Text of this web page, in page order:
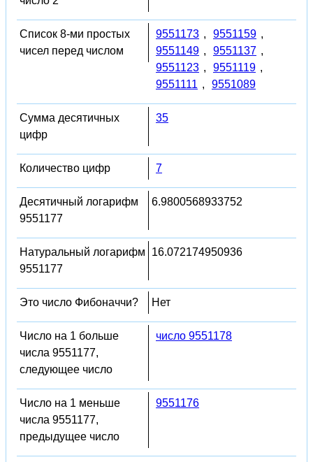
Список 8-ми простых
чисел перед числом
9551173 , 9551159 ,
9551149 , 9551137 ,
9551123 , 9551119 ,
9551111 , 9551089
Сумма десятичных
цифр
35
Количество цифр 7
Десятичный логарифм
9551177
6.9800568933752
Натуральный логарифм
9551177
16.072174950936
Это число Фибоначчи? Нет
Число на 1 больше
числа 9551177,
следующее число
число 9551178
Число на 1 меньше
числа 9551177,
предыдущее число
9551176